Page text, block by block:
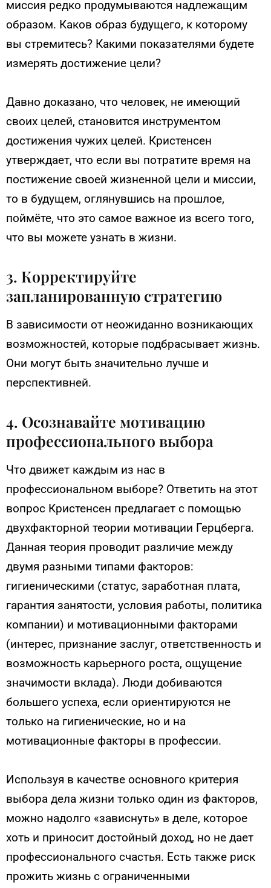
миссия редко продумываются надлежащим
образом. Каков образ будущего, к которому
вы стремитесь? Какими показателями будете
измерять достижение цели?
Давно доказано, что человек, не имеющий
своих целей, становится инструментом
достижения чужих целей. Кристенсен
утверждает, что если вы потратите время на
постижение своей жизненной цели и миссии,
то в будущем, оглянувшись на прошлое,
поймёте, что это самое важное из всего того,
что вы можете узнать в жизни.
3. Корректируйте
запланированную стратегию
В зависимости от неожиданно возникающих
возможностей, которые подбрасывает жизнь.
Они могут быть значительно лучше и
перспективней.
4. Осознавайте мотивацию
профессионального выбора
Что движет каждым из нас в
профессиональном выборе? Ответить на этот
вопрос Кристенсен предлагает с помощью
двухфакторной теории мотивации Герцберга.
Данная теория проводит различие между
двумя разными типами факторов:
гигиеническими (статус, заработная плата,
гарантия занятости, условия работы, политика
компании) и мотивационными факторами
(интерес, признание заслуг, ответственность и
возможность карьерного роста, ощущение
значимости вклада). Люди добиваются
большего успеха, если ориентируются не
только на гигиенические, но и на
мотивационные факторы в профессии.
Используя в качестве основного критерия
выбора дела жизни только один из факторов,
можно надолго «зависнуть» в деле, которое
хоть и приносит достойный доход, но не дает
профессионального счастья. Есть также риск
прожить жизнь с ограниченными